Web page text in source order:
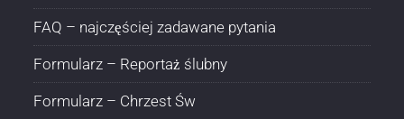
FAQ – najczęściej zadawane pytania
Formularz – Reportaż ślubny
Formularz – Chrzest Św